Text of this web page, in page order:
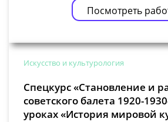
Посмотреть
Искусство и культурология
Спецкурс «Становление и
советского балета 1920-
уроках «История мировой